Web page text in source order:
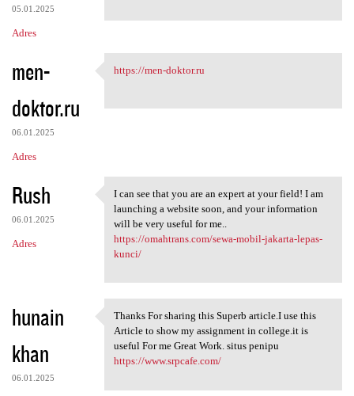
05.01.2025
Adres
men-
doktor.ru
06.01.2025
Adres
https://men-doktor.ru
https://men-doktor.ru
Rush
06.01.2025
Adres
I can see that you are an
I can see that you are an expert at your field! I am
launching a website soon, and your information
will be very useful for me..
https://omahtrans.com/sewa-mobil-jakarta-lepas-
kunci/
hunain
khan
06.01.2025
Thanks For sharing this
Thanks For sharing this Superb article.I use this
Article to show my assignment in college.it is
useful For me Great Work. situs penipu
https://www.srpcafe.com/